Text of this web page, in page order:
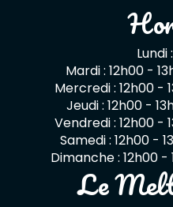
Lundi
Mardi : 12h00 -
Mercredi : 12h00 -
Jeudi : 12h00 -
Vendredi : 12h00 -
Samedi : 12h00 -
Dimanche : 12h00 -
Le